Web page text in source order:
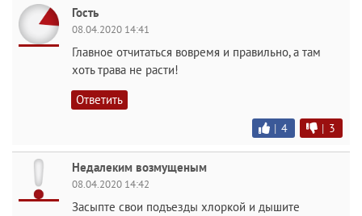
Гость
08.04.2020 14:41
Главное отчитаться вовремя и правильно, а там
хоть трава не расти!
Ответить
| 4 | 3
Недалеким возмущеным
08.04.2020 14:42
Засыпте свои подъезды хлоркой и дышите